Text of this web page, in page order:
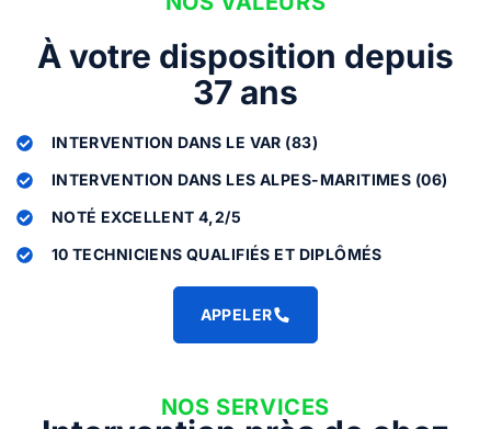
À votre disposition depuis
37 ans
INTERVENTION DANS LE VAR (83)
INTERVENTION DANS LES ALPES-MARITIMES (06)
NOTÉ EXCELLENT 4,2/5
10 TECHNICIENS QUALIFIÉS ET DIPLÔMÉS
APPELER
NOS SERVICES